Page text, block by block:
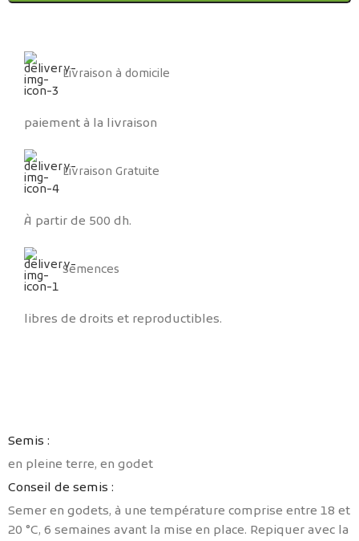
Livraison à domicile
paiement à la livraison
Livraison Gratuite
À partir de 500 dh.
Semences
libres de droits et reproductibles.
المزيد...
Semis :
en pleine terre, en godet
Conseil de semis :
Semer en godets, à une température comprise entre 18 et
20 °C, 6 semaines avant la mise en place. Repiquer avec la